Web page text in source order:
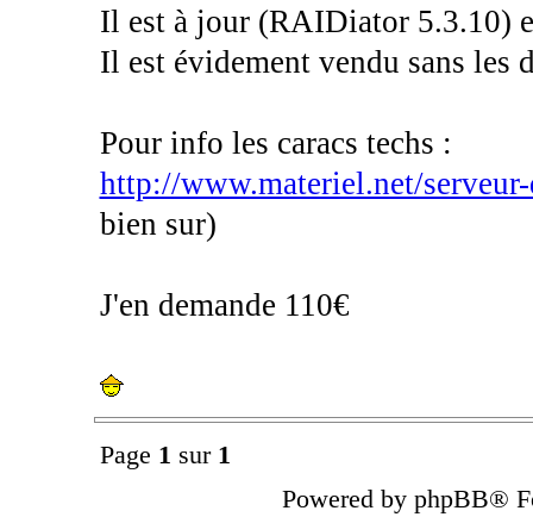
Il est à jour (RAIDiator 5.3.10)
Il est évidement vendu sans les
Pour info les caracs techs :
http://www.materiel.net/
bien sur)
J'en demande 110€
Page 1 sur 1
Powered by phpBB®